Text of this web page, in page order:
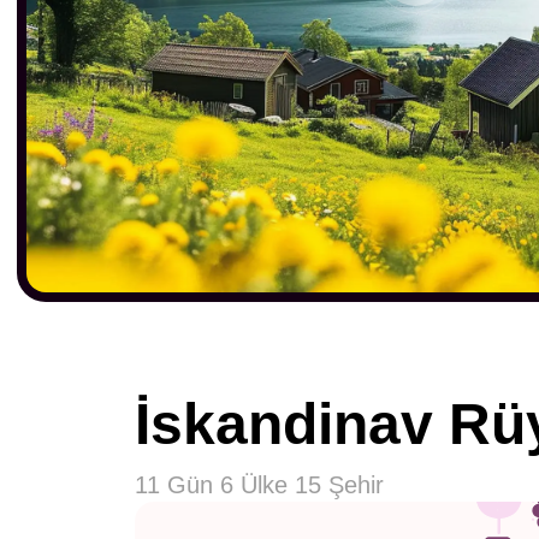
İskandinav
11 Gün 6 Ülke 15 Şehir